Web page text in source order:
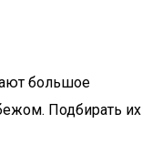
большое
Подбирать их